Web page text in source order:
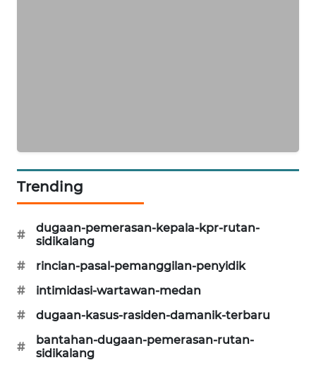
Trending
#
dugaan-pemerasan-kepala-kpr-rutan-
sidikalang
#
rincian-pasal-pemanggilan-penyidik
#
intimidasi-wartawan-medan
#
dugaan-kasus-rasiden-damanik-terbaru
#
bantahan-dugaan-pemerasan-rutan-
sidikalang